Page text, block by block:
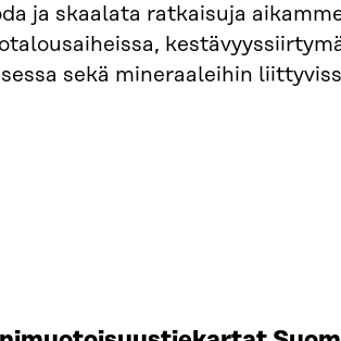
ja skaalata ratkaisuja
sekä mineraaleihin